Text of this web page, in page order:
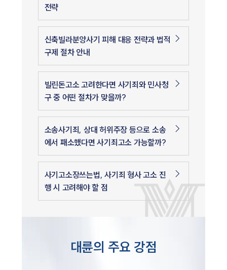
전략
신축빌라분양사기 피해 대응 전략과 법적
구제 절차 안내
빌린돈고소 고려한다면 사기죄와 민사청
구 중 어떤 절차가 맞을까?
소송사기죄, 상대 허위주장 등으로 소송
에서 패소했다면 사기죄고소 가능할까?
사기고소장쓰는법, 사기죄 형사 고소 진
행 시 고려해야 할 점
대륜의 주요 강점